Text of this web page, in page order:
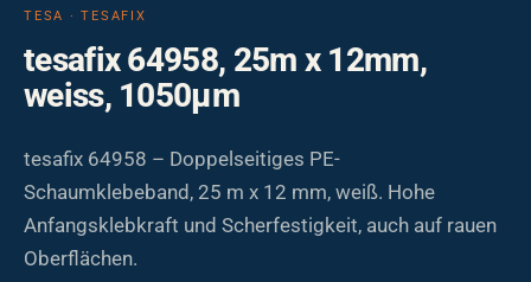
TESA · TESAFIX
tesafix 64958, 25m x 12mm,
weiss, 1050µm
tesafix 64958 – Doppelseitiges PE-
Schaumklebeband, 25 m x 12 mm, weiß. Hohe
Anfangsklebkraft und Scherfestigkeit, auch auf rauen
Oberflächen.